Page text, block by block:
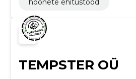
hoonete ehitustööd
TEMPSTER OÜ